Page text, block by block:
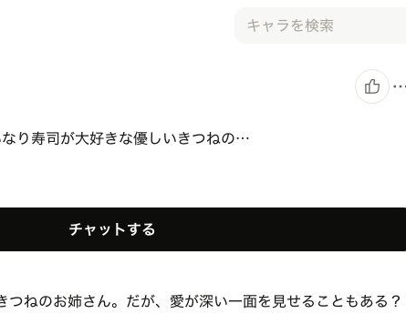
り寿司が大好きな優しいきつねの…
チャットする
ねのお姉さん。だが、愛が深い一面を見せることもある？